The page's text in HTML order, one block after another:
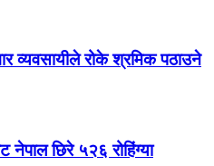
व्यवसायीले रोके श्रमिक पठाउने
नेपाल छिरे ५२६ रोहिंग्या